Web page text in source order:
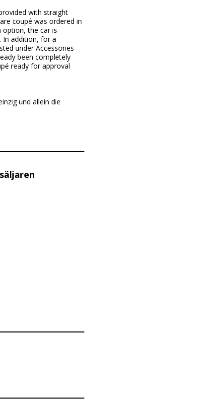
with straight
coupé was ordered in
option, the car is
In addition, for a
under Accessories
been completely
ready for approval
und allein die